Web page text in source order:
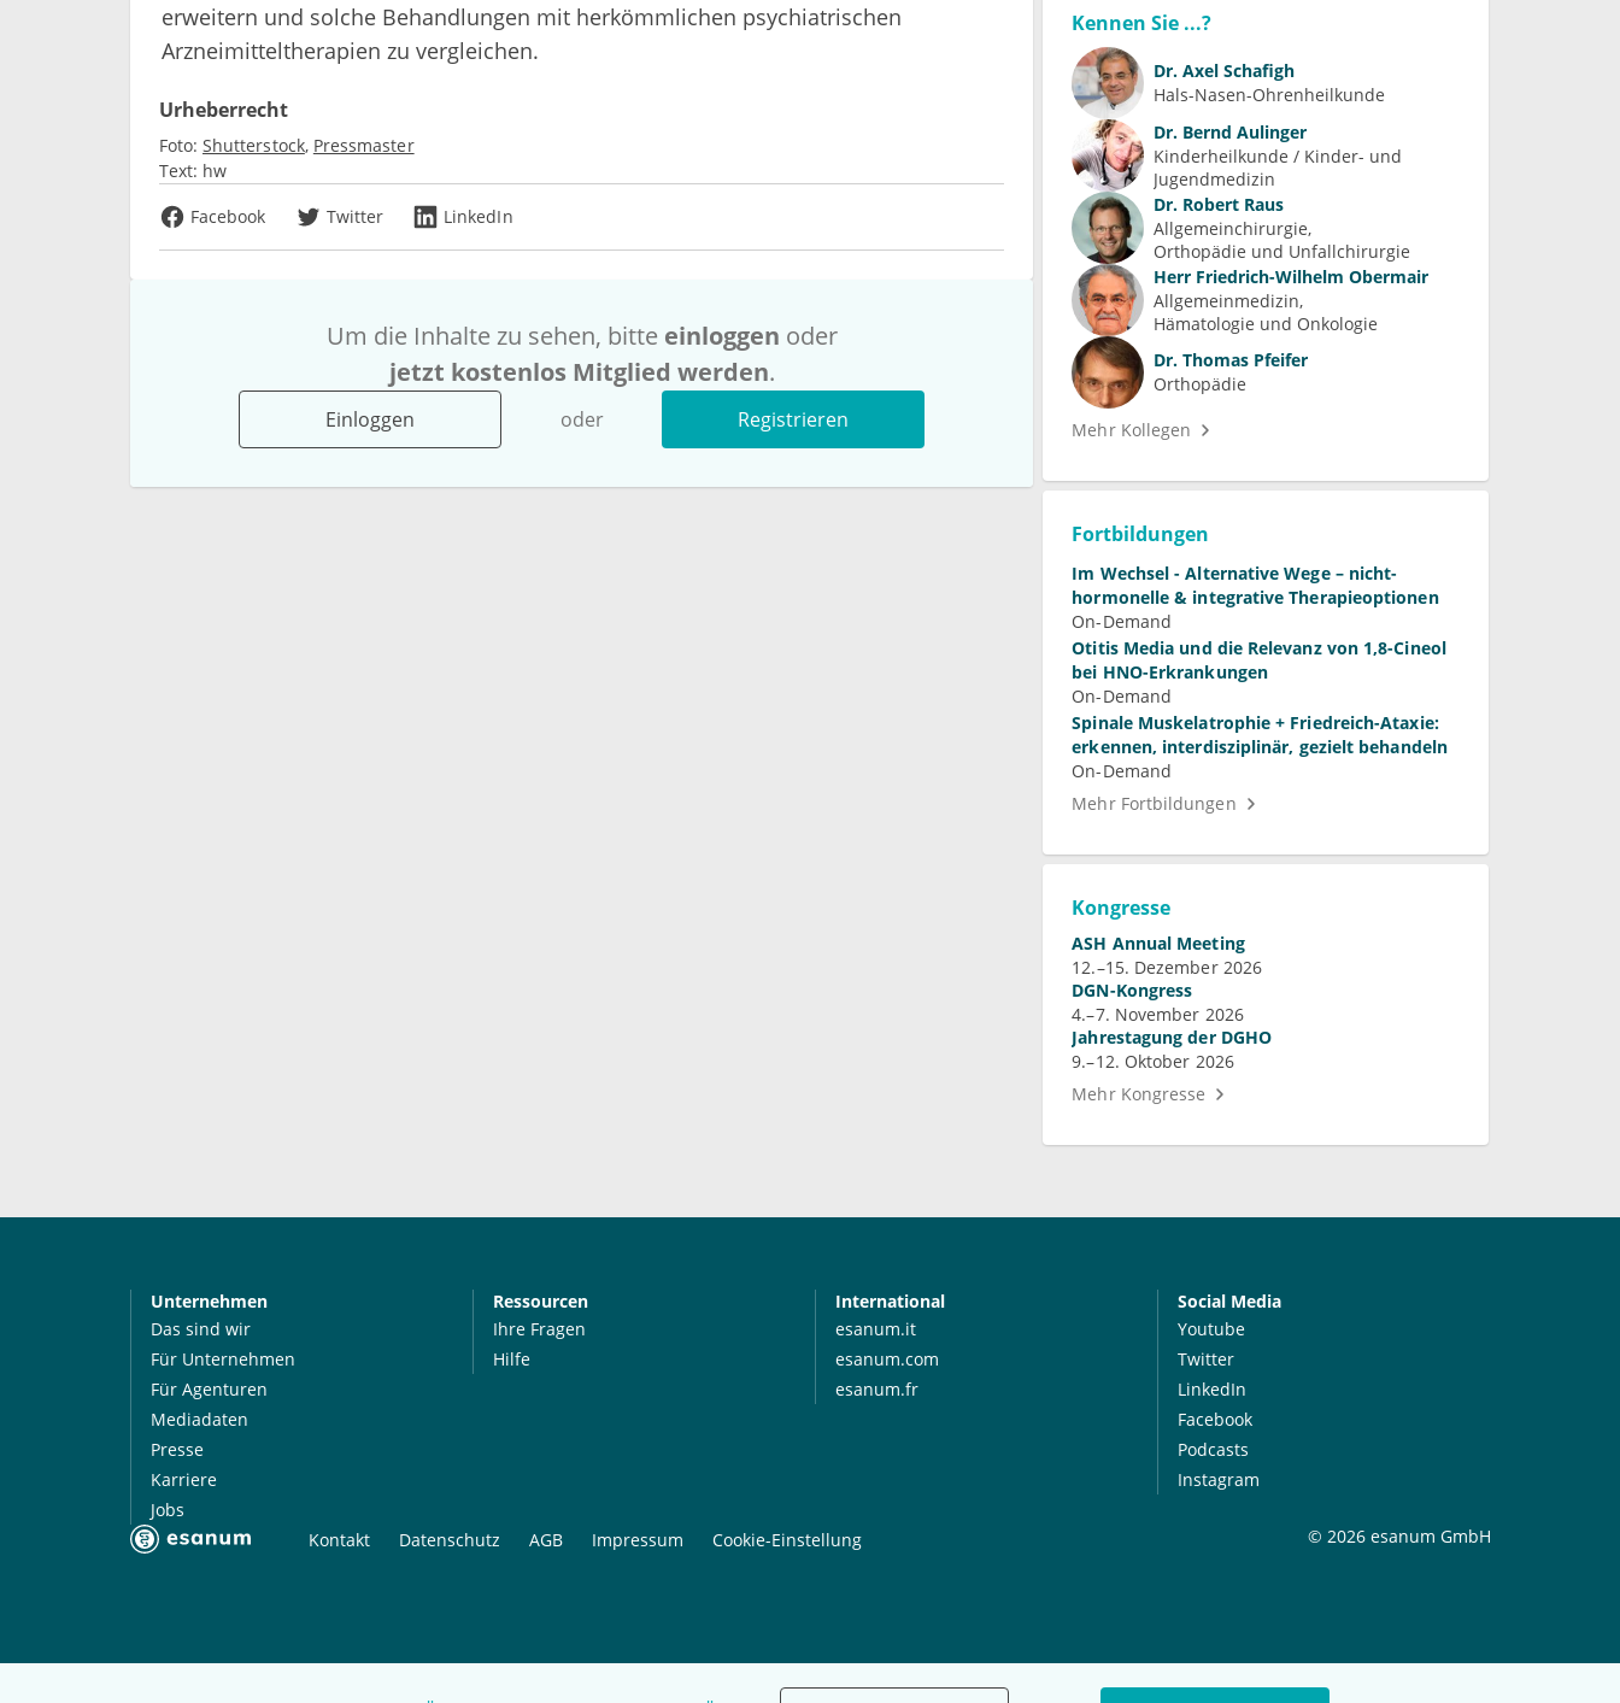
erweitern und solche Behandlungen mit herkömmlichen psychiatrischen
Arzneimitteltherapien zu vergleichen.
Urheberrecht
Foto: Shutterstock Pressmaster
Text: hw
Facebook
Twitter LinkedIn
Um die Inhalte zu sehen, bitte einloggen oder
jetzt kostenlos Mitglied werden.
Einloggen oder Registrieren
Kennen Sie ...?
Dr. Axel Schafigh
Hals-Nasen-Ohrenheilkunde
Dr. Bernd Aulinger
Kinderheilkunde / Kinder- und
Jugendmedizin
Dr. Robert Raus
Allgemeinchirurgie
Orthopädie und Unfallchirurgie
Herr Friedrich-Wilhelm Obermair
Allgemeinmedizin
Hämatologie und Onkologie
Dr. Thomas Pfeifer
Orthopädie
Mehr Kollegen
Fortbildungen
Im Wechsel - Alternative Wege – nicht-
hormonelle & integrative Therapieoptionen
On-Demand
Otitis Media und die Relevanz von 1,8-Cineol
bei HNO-Erkrankungen
On-Demand
Spinale Muskelatrophie + Friedreich-Ataxie:
erkennen, interdisziplinär, gezielt behandeln
On-Demand
Mehr Fortbildungen
Kongresse
ASH Annual Meeting
12.–15. Dezember 2026
DGN-Kongress
4.–7. November 2026
Jahrestagung der DGHO
9.–12. Oktober 2026
Mehr Kongresse
Unternehmen
Das sind wir
Für Unternehmen
Für Agenturen
Mediadaten
Presse
Karriere
Jobs
Ressourcen
Ihre Fragen
Hilfe
International
esanum.it
esanum.com
esanum.fr
Social Media
Youtube
Twitter
LinkedIn
Facebook
Podcasts
Instagram
Kontakt Datenschutz AGB Impressum Cookie-Einstellung © 2026 esanum GmbH